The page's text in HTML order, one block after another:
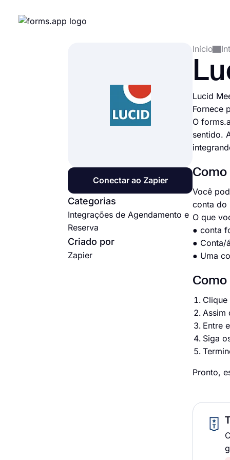
Conectar ao Zapier
Categorias
Integrações de Agendamento e
Reserva
Criado por
Zapier
Início
Lucid
Fornece
O
sentido.
Você
conta do
O que
● conta
● Conta/
● Uma
Assim
Entre
Siga
Pronto,